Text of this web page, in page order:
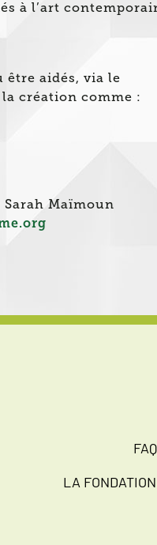
à l’art
aidés, via le
la création comme :
: Sarah Maïmoun
FAQ
LA